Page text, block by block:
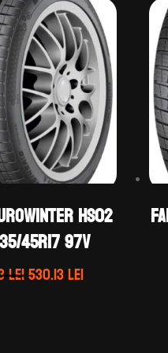
HS02
45R17 97V
leiPrețul
530.13leiPrețul